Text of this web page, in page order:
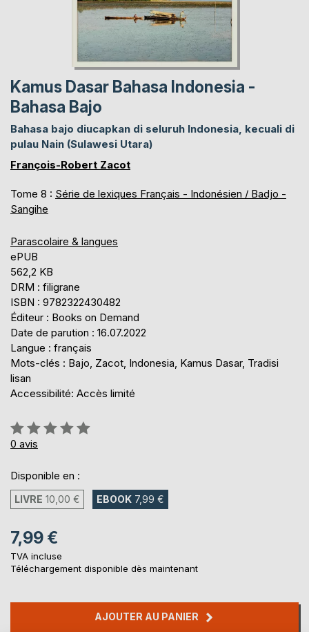
Kamus Dasar Bahasa Indonesia -
Bahasa Bajo
Bahasa bajo diucapkan di seluruh Indonesia, kecuali di
pulau Nain (Sulawesi Utara)
François-Robert Zacot
Tome 8 : Série de lexiques Français - Indonésien / Badjo -
Sangihe
Parascolaire & langues
ePUB
562,2 KB
DRM : filigrane
ISBN : 9782322430482
Éditeur : Books on Demand
Date de parution : 16.07.2022
Langue : français
Mots-clés : Bajo, Zacot, Indonesia, Kamus Dasar, Tradisi
lisan
Accessibilité: Accès limité
Évaluation:
0%
0 avis
Disponible en :
LIVRE 10,00 € EBOOK 7,99 €
7,99 €
TVA incluse
Téléchargement disponible dès maintenant
AJOUTER AU PANIER